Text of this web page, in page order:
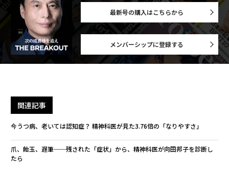
最新号の購入はこちらから
メンバーシップに登録する
関連記事
今うつ病、老いては認知症？ 精神科医が見た3.76倍の「なりやすさ」
爪、飴玉、遅筆──残された「症状」から、精神科医が向田邦子を診断し
たら